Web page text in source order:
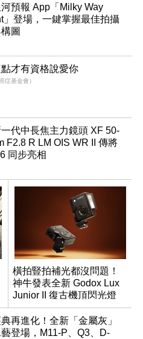
預報 App「Milky Way
」登場，一鍵掌握最佳拍攝
圖
才有資格說愛你
症基金會）
代中長焦主力鏡頭 XF 50-
F2.8 R LM OIS WR II 傳將
同步亮相
橫拍豎拍補光都沒問題！
神牛發表全新 Godox Lux
Junior II 復古機頂閃光燈
再進化！全新「金屬灰」
登場，M11-P、Q3、D-